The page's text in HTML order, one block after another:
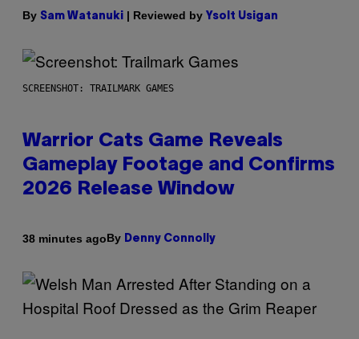
By Sam Watanuki | Reviewed by Ysolt Usigan
SCREENSHOT: TRAILMARK GAMES
Warrior Cats Game Reveals
Gameplay Footage and Confirms
2026 Release Window
38 minutes agoBy Denny Connolly